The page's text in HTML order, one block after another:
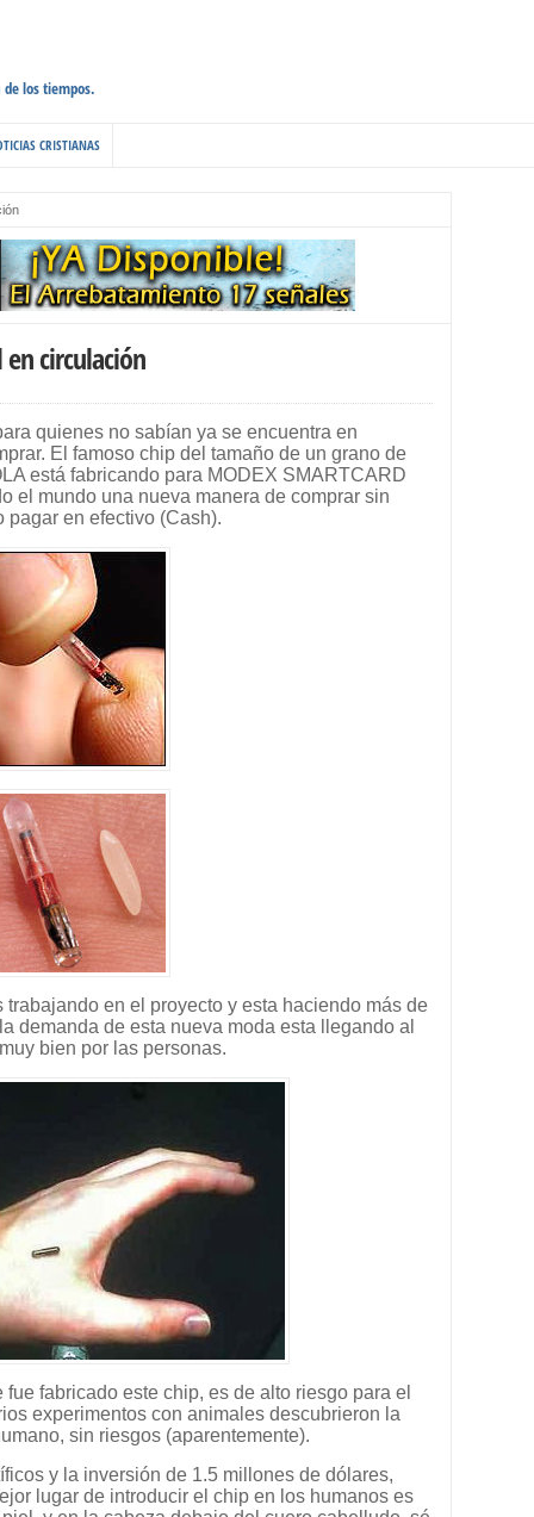
los tiempos.
CRISTIANAS
circulación
quienes no sabían ya se encuentra en
El famoso chip del tamaño de un grano de
está fabricando para MODEX SMARTCARD
el mundo una nueva manera de comprar sin
pagar en efectivo (Cash).
trabajando en el proyecto y esta haciendo más de
demanda de esta nueva moda esta llegando al
bien por las personas.
fabricado este chip, es de alto riesgo para el
experimentos con animales descubrieron la
sin riesgos (aparentemente).
y la inversión de 1.5 millones de dólares,
lugar de introducir el chip en los humanos es